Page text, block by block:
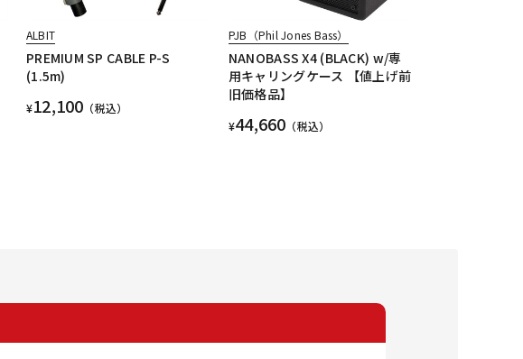
ALBIT
PREMIUM SP CABLE P-S
(1.5m)
¥12,100 （税込）
PJB（Phil Jones Bass）
NANOBASS X4 (BLACK) w/専
用キャリングケース 【値上げ前
旧価格品】
¥44,660 （税込）